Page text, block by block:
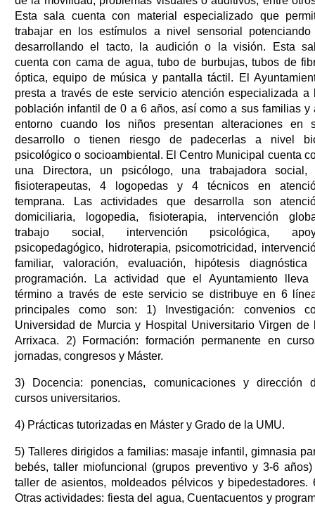
Esta sala cuenta con material especializado que
trabajar en los estímulos a nivel sensorial potenciando
desarrollando el tacto, la audición o la visión. Esta
cuenta con cama de agua, tubo de burbujas, tubos de
óptica, equipo de música y pantalla táctil. El
presta a través de este servicio atención especializada a
población infantil de 0 a 6 años, así como a sus familias y
entorno cuando los niños presentan alteraciones en
desarrollo o tienen riesgo de padecerlas a nivel
psicológico o socioambiental. El Centro Municipal cuenta
una Directora, un psicólogo, una trabajadora social,
fisioterapeutas, 4 logopedas y 4 técnicos en
temprana. Las actividades que desarrolla son
domiciliaria, logopedia, fisioterapia, intervención
trabajo social, intervención psicológica,
psicopedagógico, hidroterapia, psicomotricidad,
familiar, valoración, evaluación, hipótesis diagnóstica
programación. La actividad que el Ayuntamiento lleva
término a través de este servicio se distribuye en 6
principales como son: 1) Investigación: convenios
Universidad de Murcia y Hospital Universitario Virgen de
Arrixaca. 2) Formación: formación permanente en
jornadas, congresos y Máster.
3) Docencia: ponencias, comunicaciones y dirección
cursos universitarios.
4) Prácticas tutorizadas en Máster y Grado de la UMU.
5) Talleres dirigidos a familias: masaje infantil, gimnasia
bebés, taller miofuncional (grupos preventivo y 3-6
taller de asientos, moldeados pélvicos y bipedestadores.
Otras actividades: fiesta del agua, Cuentacuentos y